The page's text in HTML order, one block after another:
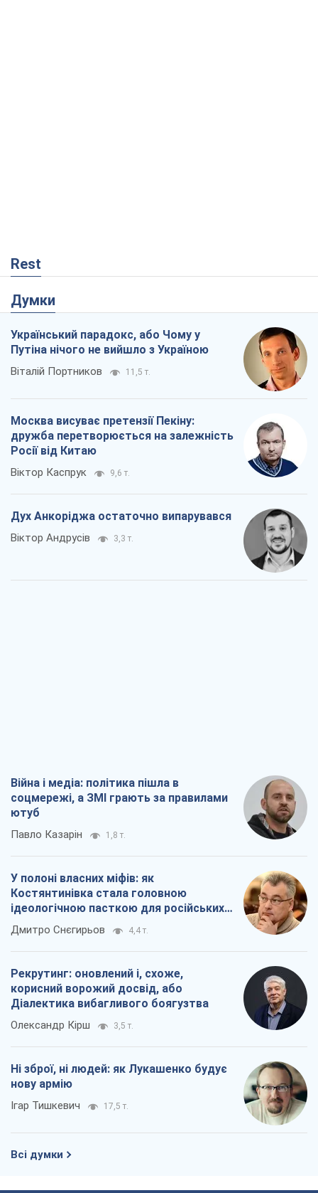
Rest
Думки
Український парадокс, або Чому у
Путіна нічого не вийшло з Україною
Віталій Портников 11,5 т.
Москва висуває претензії Пекіну:
дружба перетворюється на залежність
Росії від Китаю
Віктор Каспрук 9,6 т.
Дух Анкоріджа остаточно випарувався
Віктор Андрусів 3,3 т.
Війна і медіа: політика пішла в
соцмережі, а ЗМІ грають за правилами
ютуб
Павло Казарін 1,8 т.
У полоні власних міфів: як
Костянтинівка стала головною
ідеологічною пасткою для російських
окупантів
Дмитро Снєгирьов 4,4 т.
Рекрутинг: оновлений і, схоже,
корисний ворожий досвід, або
Діалектика вибагливого боягузтва
Олександр Кірш 3,5 т.
Ні зброї, ні людей: як Лукашенко будує
нову армію
Ігар Тишкевич 17,5 т.
Всі думки